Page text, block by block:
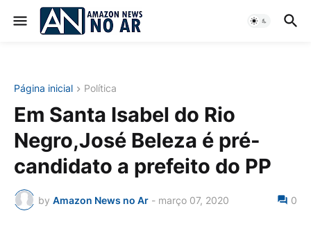
Página inicial Política
Em Santa Isabel do Rio
Negro,José Beleza é pré-
candidato a prefeito do PP
by Amazon News no Ar - março 07, 2020 0